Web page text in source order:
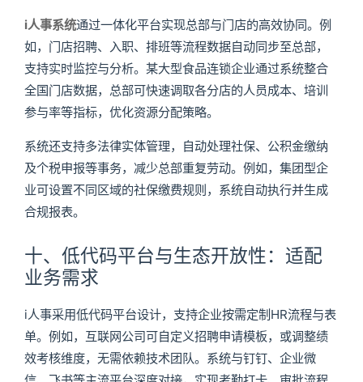
i人事系统通过一体化平台实现总部与门店的高效协同。例
如，门店招聘、入职、排班等流程数据自动同步至总部，
支持实时监控与分析。某大型食品连锁企业通过系统整合
全国门店数据，总部可快速调取各分店的人员成本、培训
参与率等指标，优化资源分配策略。
系统还支持多法律实体管理，自动处理社保、公积金缴纳
及个税申报等事务，减少总部重复劳动。例如，集团型企
业可设置不同区域的社保缴费规则，系统自动执行并生成
合规报表。
十、低代码平台与生态开放性：适配
业务需求
i人事采用低代码平台设计，支持企业按需定制HR流程与表
单。例如，互联网公司可自定义招聘申请模板，或调整绩
效考核维度，无需依赖技术团队。系统与钉钉、企业微